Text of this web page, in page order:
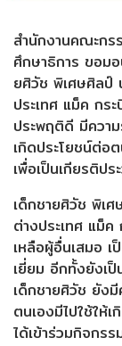
สำนักงานคณะกร
ศึกษาธิการ ขอม
ยศิวัช พิเศษศิลป์
ประเทศ แม็ค กร
ประพฤติดี มีความ
เกิดประโยชน์ต่อ
เพื่อเป็นเกียรติป
เด็กชายศิวัช พิเ
ต่างประเทศ แม็
เหลือผู้อื่นเสมอ
เยี่ยม อีกทั้งยังเ
เด็กชายศิวัช ยังมี
ตนเองมีไปใช้ให้
ได้เข้าร่วมกิจกร